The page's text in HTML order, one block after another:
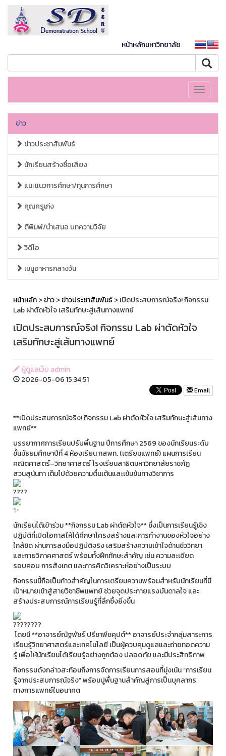
หน้าหลักมหาวิทยาลัย
Toggle
ข่าว
ข่าวประชาสัมพันธ์
นักเรียนสร้างชื่อเสียง
แนะแนวการศึกษา/ทุนการศึกษา
คุณครูเก่ง
ตีพิมพ์/นำเสนอ บทความวิจัย
วิดีโอ
เมนูอาหารกลางวัน
หน้าหลัก>ข่าว>ข่าวประชาสัมพันธ์> เปิดประสบการณ์จริง! กิจกรรม
Lab ผ่าตัดหัวใจ เสริมทักษะสู่เส้นทางแพทย์
เปิดประสบการณ์จริง! กิจกรรม Lab ผ่าตัดหัวใจ
เสริมทักษะสู่เส้นทางแพทย์
ผู้ดูแลเว็บ admin
2026-05-06 15:34:51
Email
**เปิดประสบการณ์จริง! กิจกรรม Lab ผ่าตัดหัวใจ เสริมทักษะสู่เส้นทาง
แพทย์**
บรรยากาศการเรียนปรับพื้นฐาน ปีการศึกษา 2569 ของนักเรียนระดับ
ชั้นมัธยมศึกษาปีที่ 4 ห้องเรียน กสพท. (เตรียมแพทย์) แผนการเรียน
คณิตศาสตร์–วิทยาศาสตร์ โรงเรียนสาธิตมหาวิทยาลัยราชภัฏ
สวนสุนันทา เต็มไปด้วยความตื่นเต้นและเข้มข้นทางวิชาการ
นักเรียนได้เข้าร่วม **กิจกรรม Lab ผ่าตัดหัวใจ** ซึ่งเป็นการเรียนรู้เชิง
ปฏิบัติที่เปิดโอกาสให้ได้ศึกษาโครงสร้างและการทำงานของหัวใจอย่าง
ใกล้ชิด ผ่านการลงมือปฏิบัติจริง เสริมสร้างความเข้าใจด้านชีววิทยา
และกายวิภาคศาสตร์ พร้อมทั้งฝึกทักษะสำคัญ เช่น ความละเอียด
รอบคอบ การสังเกต และการคิดวิเคราะห์อย่างเป็นระบบ
กิจกรรมนี้ถือเป็นก้าวสำคัญในการเตรียมความพร้อมสำหรับนักเรียนที่มี
เป้าหมายเข้าสู่สายวิชาชีพแพทย์ ช่วยจุดประกายแรงบันดาลใจ และ
สร้างประสบการณ์การเรียนรู้ที่ลึกซึ้งยิ่งขึ้น
โดยมี **อาจารย์ณัฐพัชร์ ปรีชาพีชคุปต์** อาจารย์ประจำกลุ่มสาระการ
เรียนรู้วิทยาศาสตร์และเทคโนโลยี เป็นผู้ควบคุมดูแลและถ่ายทอดความ
รู้ เพื่อให้นักเรียนได้เรียนรู้อย่างถูกต้อง ปลอดภัย และมีประสิทธิภาพ
กิจกรรมดังกล่าวสะท้อนถึงการจัดการเรียนการสอนที่มุ่งเน้น “การเรียน
รู้จากประสบการณ์จริง” พร้อมปูพื้นฐานสำคัญสู่การเป็นบุคลากร
ทางการแพทย์ในอนาคต